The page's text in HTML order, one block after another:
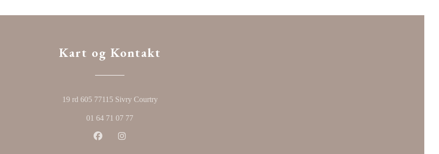
Kart og Kontakt
19 rd 605 77115 Sivry Courtry((åpner i et nytt vindu))
01 64 71 07 77
Facebook ((åpner i et nytt vindu))